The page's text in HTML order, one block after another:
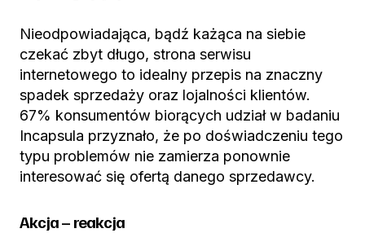
Nieodpowiadająca, bądź każąca na siebie
czekać zbyt długo, strona serwisu
internetowego to idealny przepis na znaczny
spadek sprzedaży oraz lojalności klientów.
67% konsumentów biorących udział w badaniu
Incapsula przyznało, że po doświadczeniu tego
typu problemów nie zamierza ponownie
interesować się ofertą danego sprzedawcy.
Akcja – reakcja